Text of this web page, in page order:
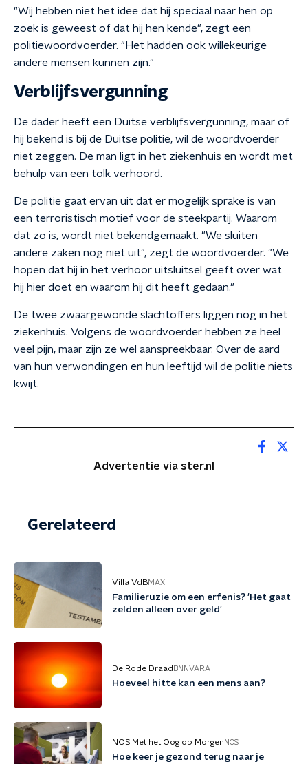
"Wij hebben niet het idee dat hij speciaal naar hen op
zoek is geweest of dat hij hen kende", zegt een
politiewoordvoerder. "Het hadden ook willekeurige
andere mensen kunnen zijn."
Verblijfsvergunning
De dader heeft een Duitse verblijfsvergunning, maar of
hij bekend is bij de Duitse politie, wil de woordvoerder
niet zeggen. De man ligt in het ziekenhuis en wordt met
behulp van een tolk verhoord.
De politie gaat ervan uit dat er mogelijk sprake is van
een terroristisch motief voor de steekpartij. Waarom
dat zo is, wordt niet bekendgemaakt. "We sluiten
andere zaken nog niet uit", zegt de woordvoerder. "We
hopen dat hij in het verhoor uitsluitsel geeft over wat
hij hier doet en waarom hij dit heeft gedaan."
De twee zwaargewonde slachtoffers liggen nog in het
ziekenhuis. Volgens de woordvoerder hebben ze heel
veel pijn, maar zijn ze wel aanspreekbaar. Over de aard
van hun verwondingen en hun leeftijd wil de politie niets
kwijt.
Advertentie via ster.nl
Gerelateerd
Villa VdBMAX
Familieruzie om een erfenis? 'Het gaat
zelden alleen over geld'
De Rode Draad BNNVARA
Hoeveel hitte kan een mens aan?
NOS Met het Oog op Morgen NOS
Hoe keer je gezond terug naar je